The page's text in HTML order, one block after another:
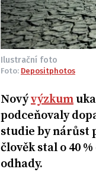
Ilustrační foto
Foto: Depositphotos
Novývýzkum
podceňovaly
studie by nárůst
člověk stal o 40
odhady.